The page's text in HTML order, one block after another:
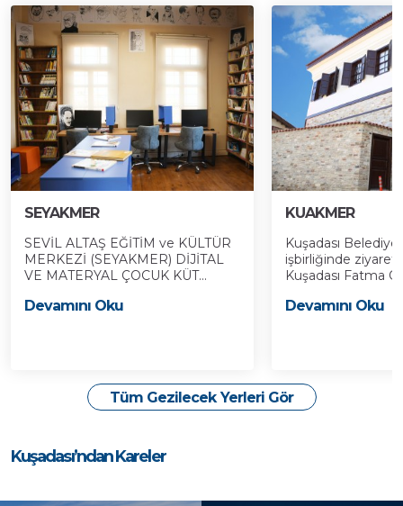
SEYAKMER
SEVİL ALTAŞ EĞİTİM ve KÜLTÜR
MERKEZİ (SEYAKMER) DİJİTAL
VE MATERYAL ÇOCUK KÜT...
Devamını Oku
KUAKMER
Kuşadası
işbirliğinde
Kuşadası Fatma
Devamını Oku
Tüm Gezilecek Yerleri Gör
Kuşadası’ndan Kareler